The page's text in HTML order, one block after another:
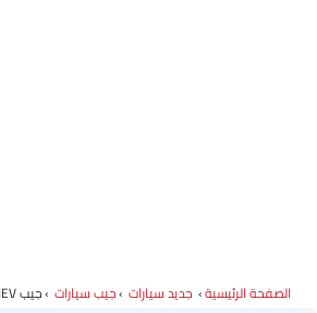
الصفحة الرئيسية جديد سيارات جيب سيارات جيب PHEV سيارات